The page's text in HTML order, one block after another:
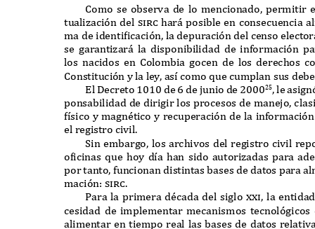
Como se observa de lo mencionado ,permitir
tualización del sircharáposible en consecuencia
ma de identificación, la depuración del censo
se garantizará la disponibilidad de información
los nacidos en Colombia gocen de los derechos
Constitución y la ley, asícomoque cumplan sus
El Decreto 1010 de6de junio de 200025,le asign
ponsabilidad de dirigir los procesos de manejo,
físico y magnético y recuperación de la informació
el registro civil.
Sin embargo los archivos del registro civil
oficinasque hoy día han sido autorizadas para
por tanto, funcionan distintas bases de datos para
mación: sirc.
Para la primera década del siglo xxi,la
cesidad de implementar mecanismos tecnológicos
alimentar en tiempo real las bases de datos